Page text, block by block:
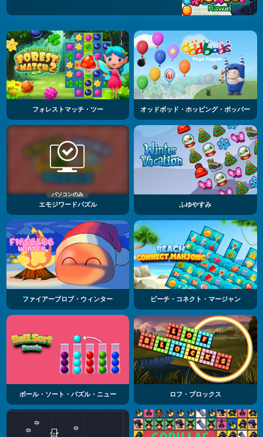
フォレストマッチ・ツー オッドボッド・ホッピング・ポッパー
パソコンのみ
エモジワードパズル ふゆやすみ
ファイアーブロブ・ウィンター ビーチ・コネクト・マージャン
ボール・ソート・パズル・ニュー ロフ・ブロックス